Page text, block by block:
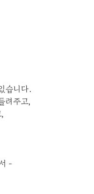
습니다.
려주고,
-